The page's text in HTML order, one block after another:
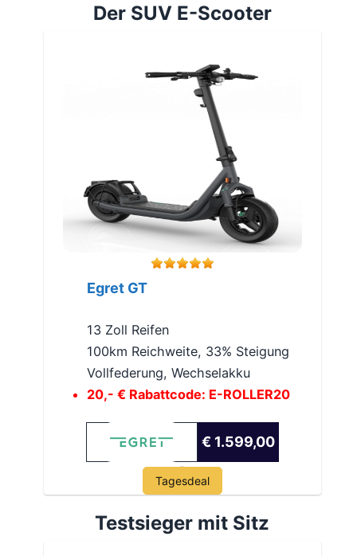
Der SUV E-Scooter
Egret GT
13 Zoll Reifen
100km Reichweite, 33% Steigung
Vollfederung, Wechselakku
20,- € Rabattcode: E-ROLLER20
€ 1.599,00
Tagesdeal
Testsieger mit Sitz